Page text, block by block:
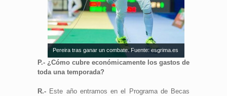
Pereira tras ganar un combate. Fuente: esgrima.es
P.- ¿Cómo cubre económicamente los gastos de
toda una temporada?
R.- Este año entramos en el Programa de Becas